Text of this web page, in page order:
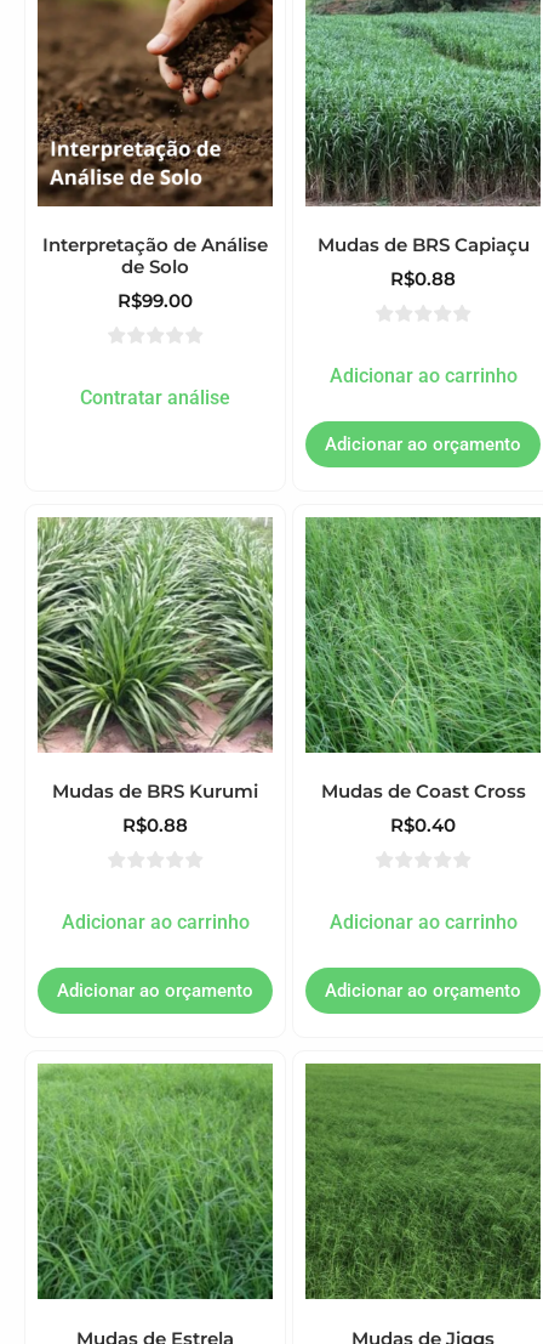
Interpretação de Análise
de Solo
R$99.00
Contratar análise
Mudas de BRS Capiaçu
R$0.88
Adicionar ao carrinho
Mudas de BRS Kurumi
R$0.88
Adicionar ao carrinho
Mudas de Coast Cross
R$0.40
Adicionar ao carrinho
Mudas de Estrela Mudas de Jiggs